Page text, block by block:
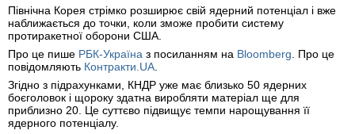
Північна Корея стрімко розширює свій ядерний потенціал і вже
наближається до точки, коли зможе пробити систему
протиракетної оборони США.
Про це пише РБК-Україна з посиланням на Bloomberg . Про це
повідомляють Контракти.UA
Згідно з підрахунками, КНДР уже має близько 50 ядерних
боєголовок і щороку здатна виробляти матеріал ще для
приблизно 20. Це суттєво підвищує темпи нарощування її
ядерного потенціалу.